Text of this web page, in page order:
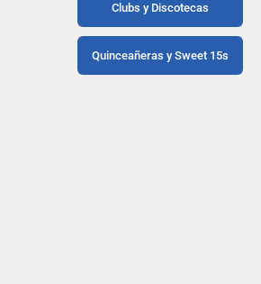
Clubs y Discotecas
Quinceañeras y Sweet 15s